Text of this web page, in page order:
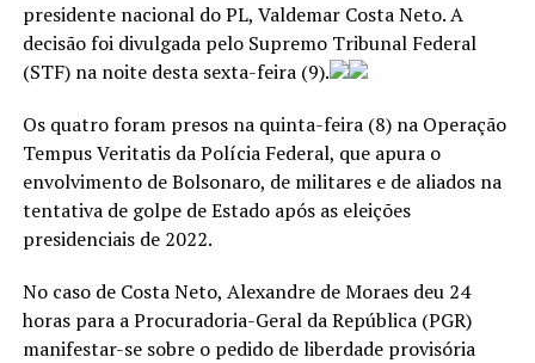
presidente nacional do PL, Valdemar Costa Neto. A
decisão foi divulgada pelo Supremo Tribunal Federal
(STF) na noite desta sexta-feira (9).
Os quatro foram presos na quinta-feira (8) na Operação
Tempus Veritatis da Polícia Federal, que apura o
envolvimento de Bolsonaro, de militares e de aliados na
tentativa de golpe de Estado após as eleições
presidenciais de 2022.
No caso de Costa Neto, Alexandre de Moraes deu 24
horas para a Procuradoria-Geral da República (PGR)
manifestar-se sobre o pedido de liberdade provisória